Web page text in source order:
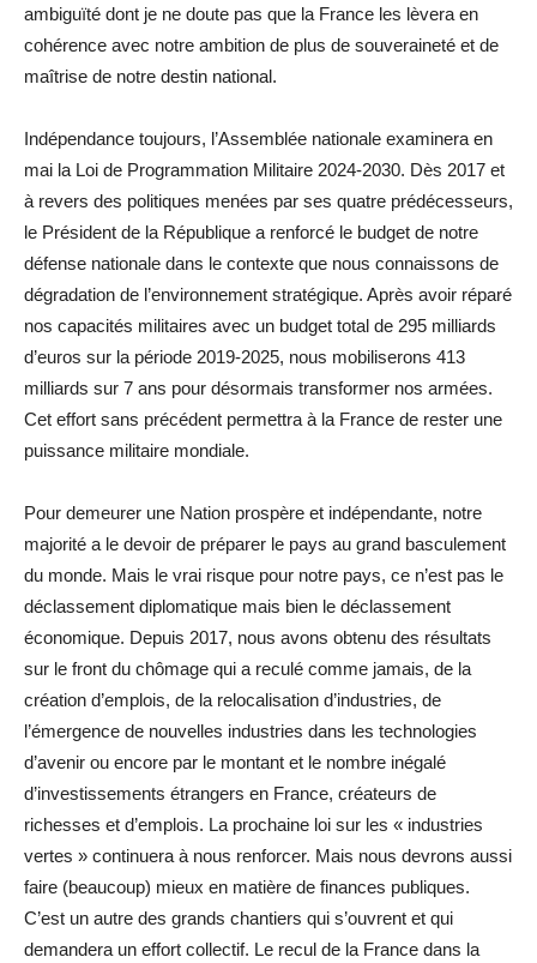
ambiguïté dont je ne doute pas que la France les lèvera en
cohérence avec notre ambition de plus de souveraineté et de
maîtrise de notre destin national.
Indépendance toujours, l’Assemblée nationale examinera en
mai la Loi de Programmation Militaire 2024-2030. Dès 2017 et
à revers des politiques menées par ses quatre prédécesseurs,
le Président de la République a renforcé le budget de notre
défense nationale dans le contexte que nous connaissons de
dégradation de l’environnement stratégique. Après avoir réparé
nos capacités militaires avec un budget total de 295 milliards
d’euros sur la période 2019-2025, nous mobiliserons 413
milliards sur 7 ans pour désormais transformer nos armées.
Cet effort sans précédent permettra à la France de rester une
puissance militaire mondiale.
Pour demeurer une Nation prospère et indépendante, notre
majorité a le devoir de préparer le pays au grand basculement
du monde. Mais le vrai risque pour notre pays, ce n’est pas le
déclassement diplomatique mais bien le déclassement
économique. Depuis 2017, nous avons obtenu des résultats
sur le front du chômage qui a reculé comme jamais, de la
création d’emplois, de la relocalisation d’industries, de
l’émergence de nouvelles industries dans les technologies
d’avenir ou encore par le montant et le nombre inégalé
d’investissements étrangers en France, créateurs de
richesses et d’emplois. La prochaine loi sur les « industries
vertes » continuera à nous renforcer. Mais nous devrons aussi
faire (beaucoup) mieux en matière de finances publiques.
C’est un autre des grands chantiers qui s’ouvrent et qui
demandera un effort collectif. Le recul de la France dans la